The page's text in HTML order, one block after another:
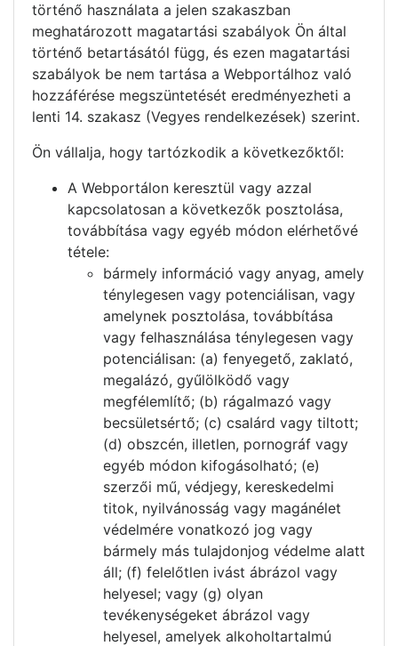
történő használata a jelen szakaszban
meghatározott magatartási szabályok Ön által
történő betartásától függ, és ezen magatartási
szabályok be nem tartása a Webportálhoz való
hozzáférése megszüntetését eredményezheti a
lenti 14. szakasz (Vegyes rendelkezések) szerint.
Ön vállalja, hogy tartózkodik a következőktől:
A Webportálon keresztül vagy azzal
kapcsolatosan a következők posztolása,
továbbítása vagy egyéb módon elérhetővé
tétele:
bármely információ vagy anyag, amely
ténylegesen vagy potenciálisan, vagy
amelynek posztolása, továbbítása
vagy felhasználása ténylegesen vagy
potenciálisan: (a) fenyegető, zaklató,
megalázó, gyűlölködő vagy
megfélemlítő; (b) rágalmazó vagy
becsületsértő; (c) csalárd vagy tiltott;
(d) obszcén, illetlen, pornográf vagy
egyéb módon kifogásolható; (e)
szerzői mű, védjegy, kereskedelmi
titok, nyilvánosság vagy magánélet
védelmére vonatkozó jog vagy
bármely más tulajdonjog védelme alatt
áll; (f) felelőtlen ivást ábrázol vagy
helyesel; vagy (g) olyan
tevékenységeket ábrázol vagy
helyesel, amelyek alkoholtartalmú